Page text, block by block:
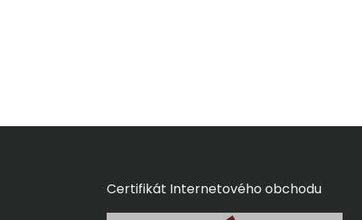
Certifikát Internetového obchodu